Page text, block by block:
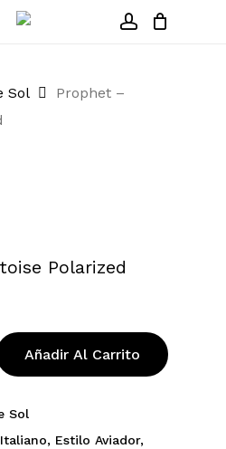
Sol
Prophet –
Polarized
Añadir Al Carrito
Sol
, Estilo Aviador,